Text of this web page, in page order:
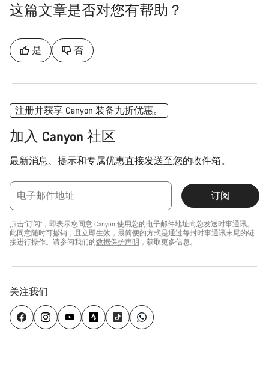
这篇文章是否对您有帮助？
是 否
注册并获享 Canyon 装备九折优惠。
加入 Canyon 社区
最新消息、提示和专属优惠直接发送至您的收件箱。
电子邮件地址 订阅
点击“订阅”，即表示您同意 Canyon 使用您的电子邮件地址向您发送时事通讯。
此同意随时可撤销，且立即生效，最简便的方式是通过每封时事通讯末尾的链
接进行操作。请参阅我们的数据保护声明 ，获取更多信息。
关注我们